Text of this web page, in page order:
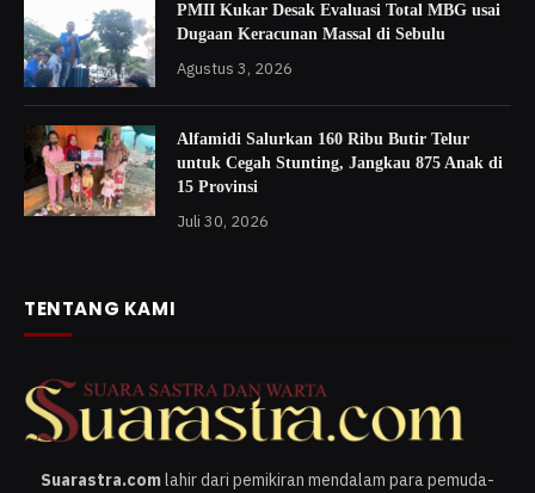
PMII Kukar Desak Evaluasi Total MBG usai
Dugaan Keracunan Massal di Sebulu
Agustus 3, 2026
Alfamidi Salurkan 160 Ribu Butir Telur
untuk Cegah Stunting, Jangkau 875 Anak di
15 Provinsi
Juli 30, 2026
TENTANG KAMI
Suarastra.comlahir dari pemikiran mendalam para pemuda-